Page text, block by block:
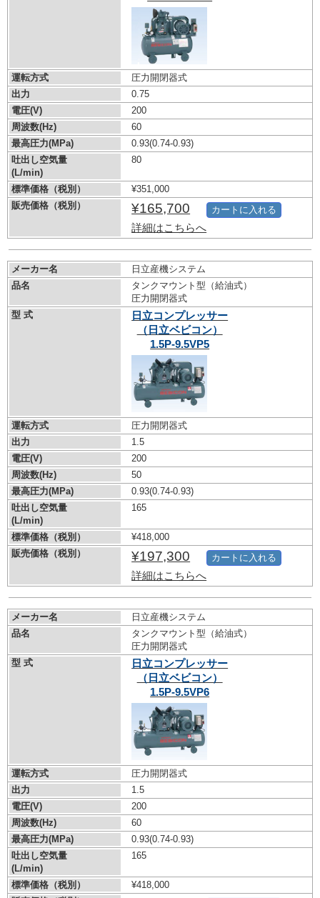
運転方式
圧力開閉器式
出力
0.75
電圧(V)
200
周波数(Hz)
60
最高圧力(MPa)
0.93(0.74-0.93)
吐出し空気量
(L/min)
80
標準価格（税別）
¥351,000
販売価格（税別）
¥165,700
詳細はこちらへ
カートに入れる
メーカー名
日立産機システム
品名
タンクマウント型（給油式）
圧力開閉器式
型 式
日立コンプレッサー
（日立ベビコン）
1.5P-9.5VP5
運転方式
圧力開閉器式
出力
1.5
電圧(V)
200
周波数(Hz)
50
最高圧力(MPa)
0.93(0.74-0.93)
吐出し空気量
(L/min)
165
標準価格（税別）
¥418,000
販売価格（税別）
¥197,300
詳細はこちらへ
カートに入れる
メーカー名
日立産機システム
品名
タンクマウント型（給油式）
圧力開閉器式
型 式
日立コンプレッサー
（日立ベビコン）
1.5P-9.5VP6
運転方式
圧力開閉器式
出力
1.5
電圧(V)
200
周波数(Hz)
60
最高圧力(MPa)
0.93(0.74-0.93)
吐出し空気量
(L/min)
165
標準価格（税別）
¥418,000